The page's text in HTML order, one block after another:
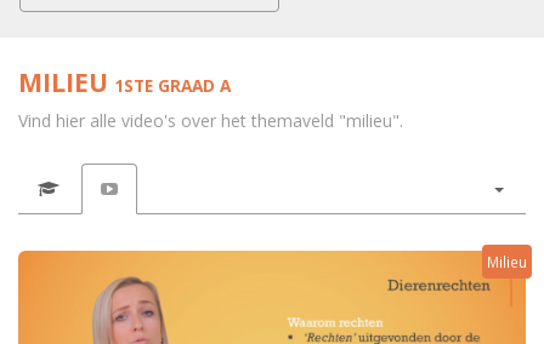
MILIEU 1STE GRAAD A
Vind hier alle video's over het themaveld "milieu".
Milieu